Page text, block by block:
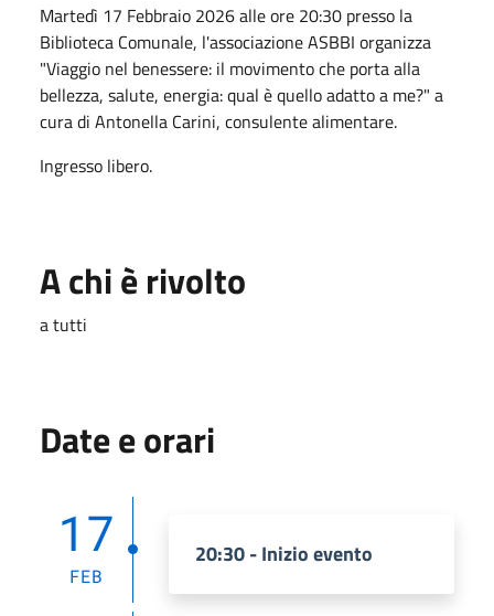
Martedì 17 Febbraio 2026 alle ore 20:30 presso la
Biblioteca Comunale, l'associazione ASBBI organizza
"Viaggio nel benessere: il movimento che porta alla
bellezza, salute, energia: qual è quello adatto a me?" a
cura di Antonella Carini, consulente alimentare.
Ingresso libero.
A chi è rivolto
a tutti
Date e orari
17
FEB
20:30 - Inizio evento